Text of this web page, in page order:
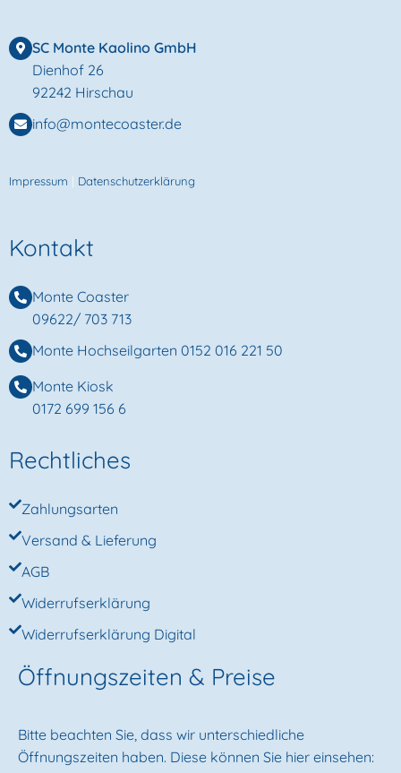
SC Monte Kaolino GmbH
Dienhof 26
92242 Hirschau
info@montecoaster.de
Impressum | Datenschutzerklärung
Kontakt
Monte Coaster
09622/ 703 713
Monte Hochseilgarten 0152 016 221 50
Monte Kiosk
0172 699 156 6
Rechtliches
Zahlungsarten
Versand & Lieferung
AGB
Widerrufserklärung
Widerrufserklärung Digital
Öffnungszeiten & Preise
Bitte beachten Sie, dass wir unterschiedliche
Öffnungszeiten haben. Diese können Sie hier einsehen: